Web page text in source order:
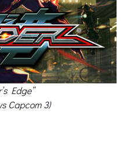
Edge”
Capcom 3)